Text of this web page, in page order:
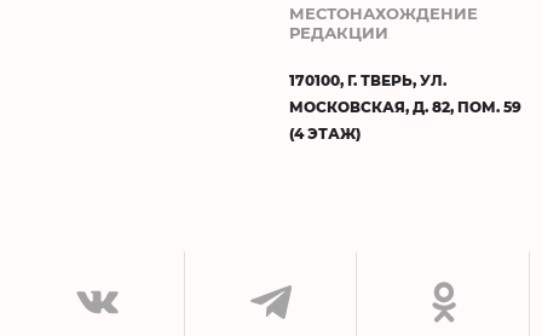
МЕСТОНАХОЖДЕНИЕ
РЕДАКЦИИ
170100, Г. ТВЕРЬ, УЛ.
МОСКОВСКАЯ, Д. 82, ПОМ. 59
(4 ЭТАЖ)